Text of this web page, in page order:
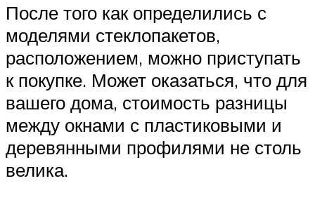
После того как определились с
моделями стеклопакетов,
расположением, можно приступать
к покупке. Может оказаться, что для
вашего дома, стоимость разницы
между окнами с пластиковыми и
деревянными профилями не столь
велика.